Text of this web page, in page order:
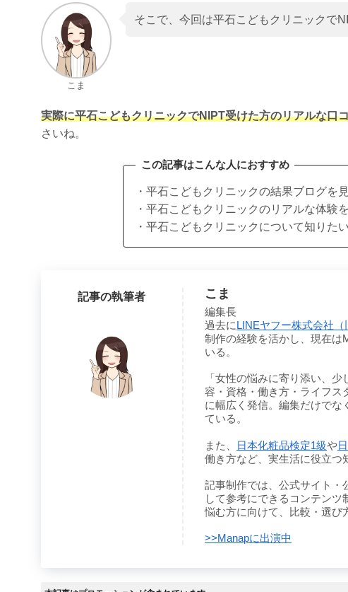
こま
そこで、今回は平石こどもクリニックで
実際に平石こどもクリニックでNIPT受けた方のリアルな口
さいね。
この記事はこんな人におすすめ
・平石こどもクリニックの結果ブログを
・平石こどもクリニックのリアルな体験
・平石こどもクリニックについて知りたい
記事の執筆者 こま
編集長
過去にLINEヤフー株式会社（
制作の経験を活かし、現在は
いる。
「女性の悩みに寄り添い、
容・資格・働き方・ライフス
に幅広く発信。編集だけでな
ている。
また、 日本化粧品検定1級や
働き方など、実生活に役立つ
記事制作では、公式サイト・
して参考にできるコンテン
悩む方に向けて、比較・選び
>>Manapに出演中